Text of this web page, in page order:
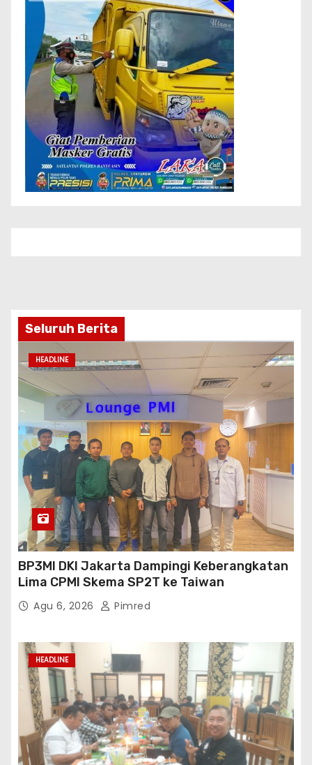
Seluruh Berita
HEADLINE
BP3MI DKI Jakarta Dampingi Keberangkatan
Lima CPMI Skema SP2T ke Taiwan
Agu 6, 2026 Pimred
HEADLINE